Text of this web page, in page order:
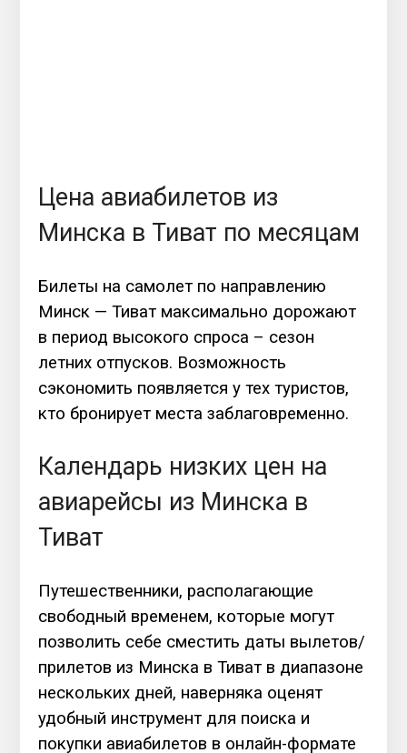
Цена авиабилетов из
Минска в Тиват по месяцам
Билеты на самолет по направлению
Минск — Тиват максимально дорожают
в период высокого спроса – сезон
летних отпусков. Возможность
сэкономить появляется у тех туристов,
кто бронирует места заблаговременно.
Календарь низких цен на
авиарейсы из Минска в
Тиват
Путешественники, располагающие
свободный временем, которые могут
позволить себе сместить даты вылетов/
прилетов из Минска в Тиват в диапазоне
нескольких дней, наверняка оценят
удобный инструмент для поиска и
покупки авиабилетов в онлайн-формате